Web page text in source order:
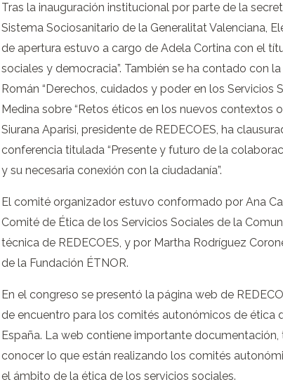
Tras la inauguración institucional por parte de la
Sistema Sociosanitario de la Generalitat Valenciana,
de apertura estuvo a cargo de Adela Cortina con el
sociales y democracia”. También se ha contado con
Román “Derechos, cuidados y poder en los Servicios
Medina sobre “Retos éticos en los nuevos contextos
Siurana Aparisi, presidente de REDECOES, ha
conferencia titulada “Presente y futuro de la
y su necesaria conexión con la ciudadanía”.
El comité organizador estuvo conformado por Ana
Comité de Ética de los Servicios Sociales de la
técnica de REDECOES, y por Martha Rodríguez
de la Fundación ÉTNOR.
En el congreso se presentó la página web de
de encuentro para los comités autonómicos de ética
España. La web contiene importante
conocer lo que están realizando los comités
el ámbito de la ética de los servicios sociales.